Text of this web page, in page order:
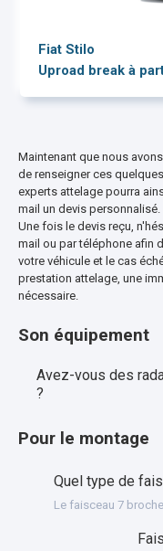
Fiat Stilo
Uproad break à
Maintenant que nous
de renseigner ces
experts attelage pourra
mail un devis personnalisé.
Une fois le devis reçu,
mail ou par téléphone afin
votre véhicule et le cas
prestation attelage, une
nécessaire.
Son équipement
Avez-vous des
?
Pour le montage
Quel type de
Le faisceau 7